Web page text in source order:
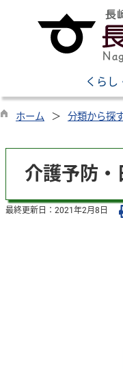
くらし
ホーム 分類から探
介護予防・
最終更新日： 2021年2月8日